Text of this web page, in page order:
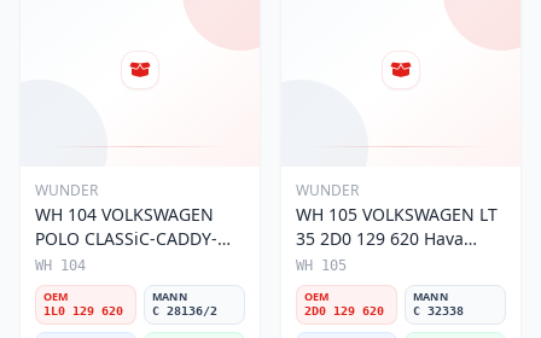
WUNDER
WH 104 VOLKSWAGEN
POLO CLASSiC-CADDY-
SEAT iBiZA 1L0 129 620
Hava Filtresi
WH 104
OEM
1L0 129 620
MANN
C 28136/2
WUNDER
WH 105 VOLKSWAGEN LT
35 2D0 129 620 Hava
Filtresi
WH 105
OEM
2D0 129 620
MANN
C 32338